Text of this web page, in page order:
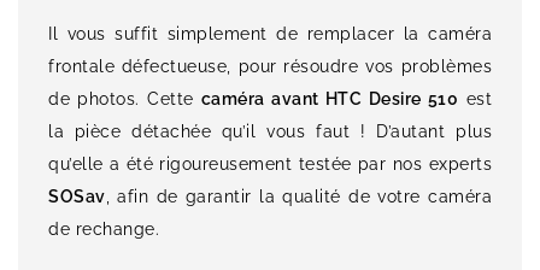
Il vous suffit simplement de remplacer la caméra
frontale défectueuse, pour résoudre vos problèmes
de photos. Cette caméra avant HTC Desire 510 est
la pièce détachée qu’il vous faut ! D’autant plus
qu’elle a été rigoureusement testée par nos experts
SOSav, afin de garantir la qualité de votre caméra
de rechange.